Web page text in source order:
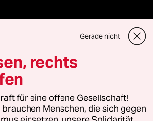
und Vertriebs GmbH
Bei rechtlichen Fragen oder für Genehmigungen
lizenzen@taz.de
Gerade nicht
rechts
für eine offene Gesellschaft!
Menschen, die sich gegen